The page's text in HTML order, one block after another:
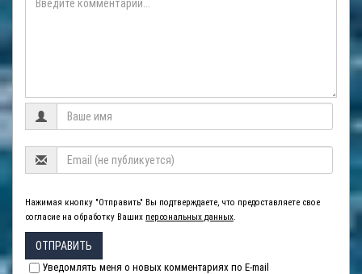
Нажимая кнопку "Отправить" Вы подтверждаете, что предоставляете свое
согласие на обработку Ваших персональных данных.
ОТПРАВИТЬ
Уведомлять меня о новых комментариях по E-mail